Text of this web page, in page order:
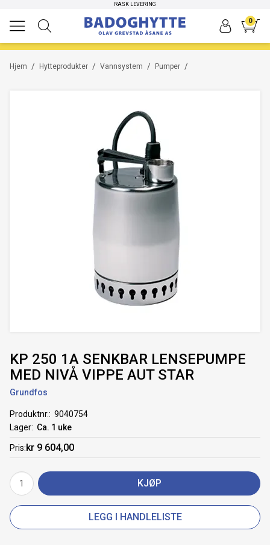
RASK LEVERING
HØYKVALITETS PRODUKTER
0
/
Hjem /
Hytteprodukter /
Vannsystem /
Pumper
KP 250 1A SENKBAR LENSEPUMPE
MED NIVÅ VIPPE AUT STAR
Grundfos
Produktnr.
9040754
Lager
Ca. 1 uke
Pris kr 9 604,00
KJØP
LEGG I HANDLELISTE